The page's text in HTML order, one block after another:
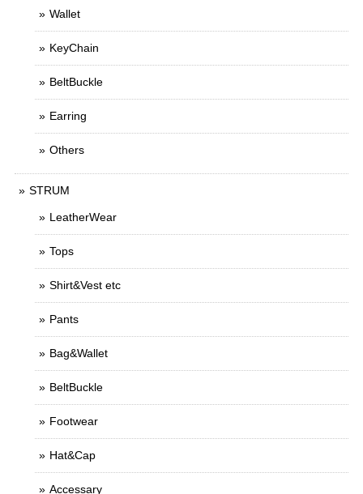
Wallet
KeyChain
BeltBuckle
Earring
Others
STRUM
LeatherWear
Tops
Shirt&Vest etc
Pants
Bag&Wallet
BeltBuckle
Footwear
Hat&Cap
Accessary